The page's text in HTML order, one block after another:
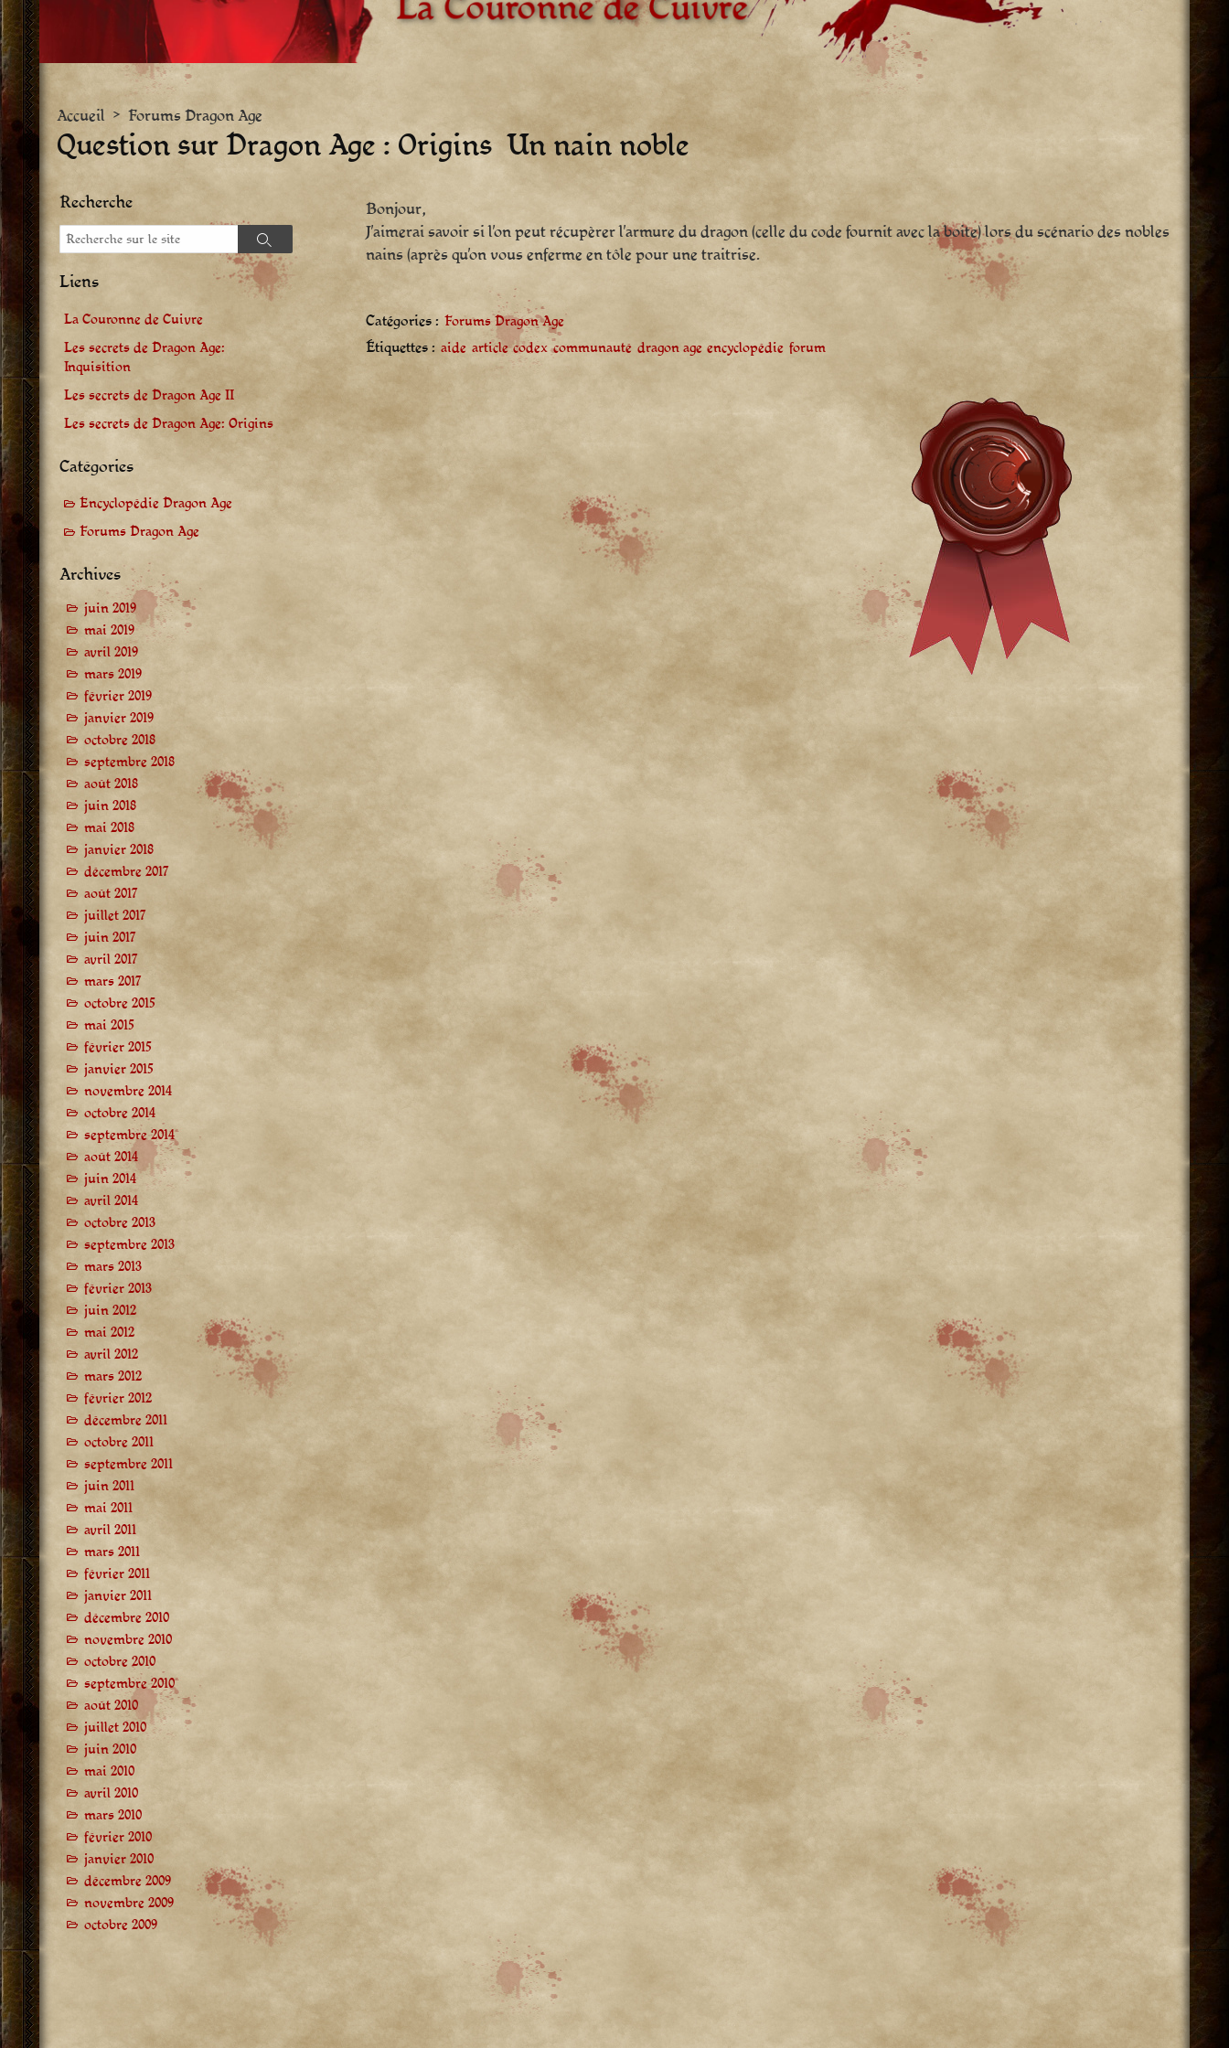
Accueil >Forums Dragon Age
Question sur Dragon Age : Origins  Un nain noble
Bonjour,
J’aimerai savoir si l’on peut récupèrer l’armure du dragon (celle du code fournit avec la boite) lors du scénario des nobles
nains (après qu’on vous enferme en tôle pour une traitrise.
Catégories : Forums Dragon Age
Étiquettes : aide article codex communauté dragon age encyclopédie forum
Recherche
Recherche
Recherche
Liens
La Couronne de Cuivre
Les secrets de Dragon Age:
Inquisition
Les secrets de Dragon Age II
Les secrets de Dragon Age: Origins
Catégories
Encyclopédie Dragon Age
Forums Dragon Age
Archives
juin 2019
mai 2019
avril 2019
mars 2019
février 2019
janvier 2019
octobre 2018
septembre 2018
août 2018
juin 2018
mai 2018
janvier 2018
décembre 2017
août 2017
juillet 2017
juin 2017
avril 2017
mars 2017
octobre 2015
mai 2015
février 2015
janvier 2015
novembre 2014
octobre 2014
septembre 2014
août 2014
juin 2014
avril 2014
octobre 2013
septembre 2013
mars 2013
février 2013
juin 2012
mai 2012
avril 2012
mars 2012
février 2012
décembre 2011
octobre 2011
septembre 2011
juin 2011
mai 2011
avril 2011
mars 2011
février 2011
janvier 2011
décembre 2010
novembre 2010
octobre 2010
septembre 2010
août 2010
juillet 2010
juin 2010
mai 2010
avril 2010
mars 2010
février 2010
janvier 2010
décembre 2009
novembre 2009
octobre 2009